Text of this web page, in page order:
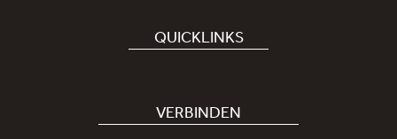
QUICKLINKS
Bei uns arbeiten
VERBINDEN